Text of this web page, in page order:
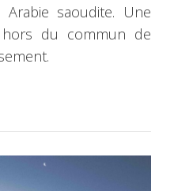
saoudite. Une
du commun de